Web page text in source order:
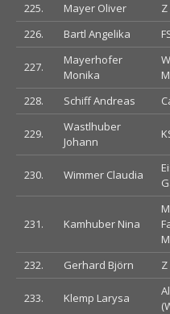
225. Mayer Oliver Z
226.
Bartl Angelika
227.
Mayerhofer
Monika
228. Schiff Andreas
229.
Wastlhuber
Johann
230. Wimmer Claudia
231. Kamhuber Nina
232. Gerhard Björn Z
233. Klemp Larysa